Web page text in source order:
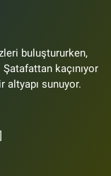
Yanı Akua Florya
buluştururken,
kaçınıyor
altyapı sunuyor.